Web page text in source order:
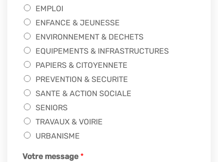
EMPLOI
ENFANCE & JEUNESSE
ENVIRONNEMENT & DECHETS
EQUIPEMENTS & INFRASTRUCTURES
PAPIERS & CITOYENNETE
PREVENTION & SECURITE
SANTE & ACTION SOCIALE
SENIORS
TRAVAUX & VOIRIE
URBANISME
Votre message *